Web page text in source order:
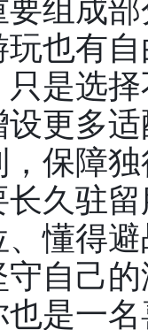
也有
是选
更多
保障
长久驻
懂得
自己
一名喜